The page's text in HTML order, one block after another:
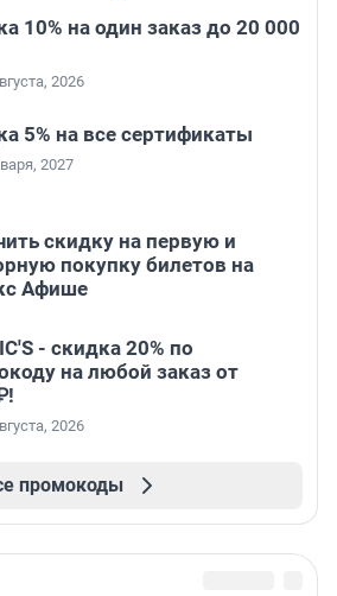
10% на один заказ до 20 000
2026
5% на все сертификаты
2027
скидку на первую и
покупку билетов на
Афише
- скидка 20% по
на любой заказ от
2026
промокоды